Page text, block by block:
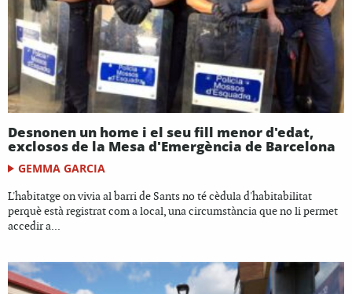
Desnonen un home i el seu fill menor d'edat,
exclosos de la Mesa d'Emergència de Barcelona
GEMMA GARCIA
L'habitatge on vivia al barri de Sants no té cèdula d'habitabilitat
perquè està registrat com a local, una circumstància que no li permet
accedir a...